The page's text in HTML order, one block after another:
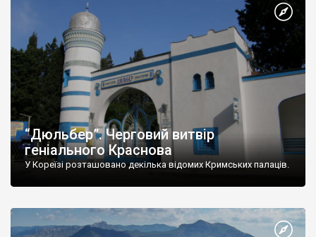
“Дюльбер”. Черговий витвір
геніального Краснова
У Кореїзі розташовано декілька відомих Кримських палаців.